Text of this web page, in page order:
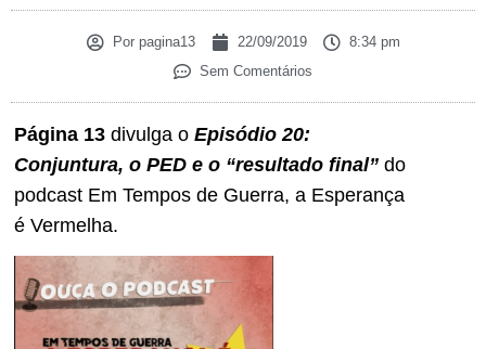
Porpagina13 22/09/2019
8:34 pm
Sem Comentários
Página 13 divulga o Episódio 20:
Conjuntura, o PED e o “resultado final” do
podcast Em Tempos de Guerra, a Esperança
é Vermelha.